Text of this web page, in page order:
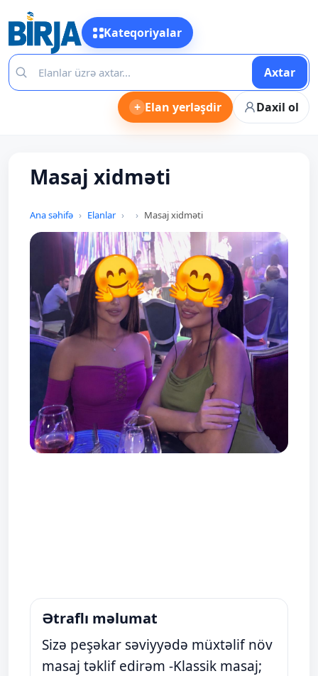
Kateqoriyalar
Axtar
+ Elan yerləşdir Daxil ol
Masaj xidməti
Ana səhifə Elanlar Masaj xidməti
Ətraflı məlumat
Sizə peşəkar səviyyədə müxtəlif növ
masaj təklif edirəm -Klassik masaj;